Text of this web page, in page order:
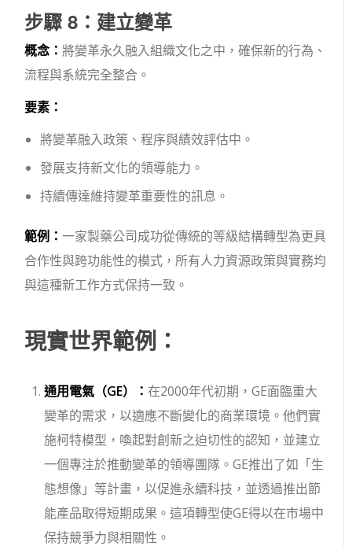
步驟 8：建立變革
概念：將變革永久融入組織文化之中，確保新的行為、
流程與系統完全整合。
要素：
將變革融入政策、程序與績效評估中。
發展支持新文化的領導能力。
持續傳達維持變革重要性的訊息。
範例：一家製藥公司成功從傳統的等級結構轉型為更具
合作性與跨功能性的模式，所有人力資源政策與實務均
與這種新工作方式保持一致。
現實世界範例：
通用電氣（GE）：在2000年代初期，GE面臨重大
變革的需求，以適應不斷變化的商業環境。他們實
施柯特模型，喚起對創新之迫切性的認知，並建立
一個專注於推動變革的領導團隊。GE推出了如「生
態想像」等計畫，以促進永續科技，並透過推出節
能產品取得短期成果。這項轉型使GE得以在市場中
保持競爭力與相關性。